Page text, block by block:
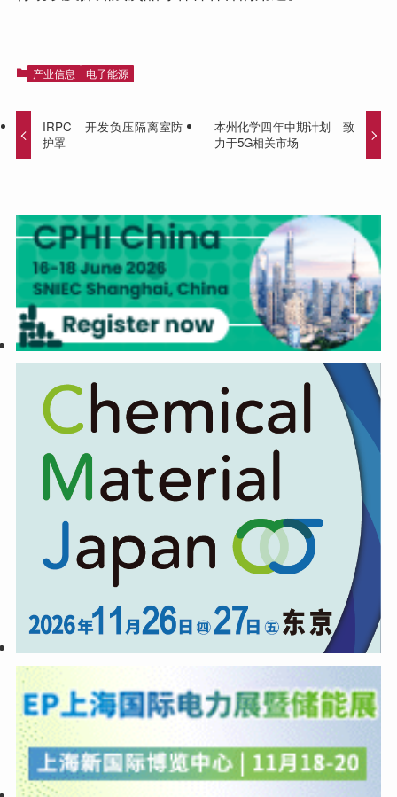
产业信息 电子能源
IRPC 开发负压隔离室防
护罩
本州化学四年中期计划 致
力于5G相关市场